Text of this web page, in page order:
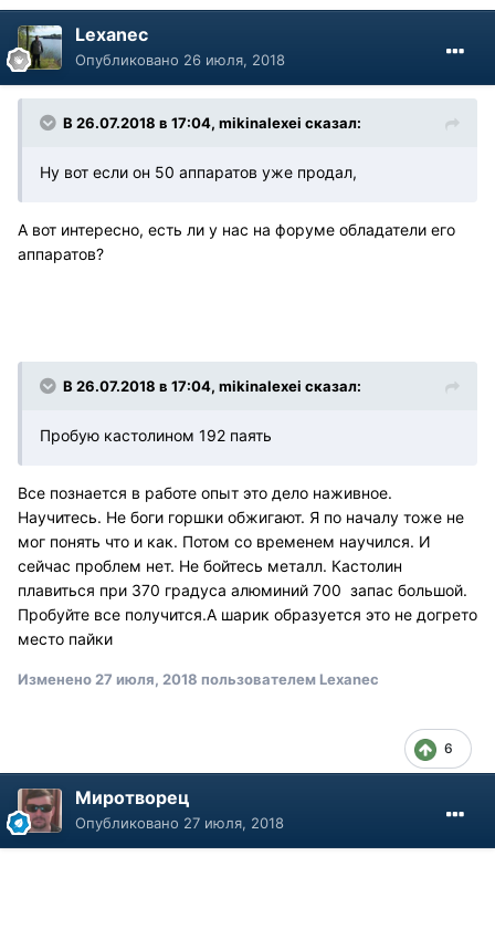
Lexanec
Опубликовано 26 июля, 2018
В 26.07.2018 в 17:04, mikinalexei сказал:
Ну вот если он 50 аппаратов уже продал,
А вот интересно, есть ли у нас на форуме обладатели его
аппаратов?
В 26.07.2018 в 17:04, mikinalexei сказал:
Пробую кастолином 192 паять
Все познается в работе опыт это дело наживное.
Научитесь. Не боги горшки обжигают. Я по началу тоже не
мог понять что и как. Потом со временем научился. И
сейчас проблем нет. Не бойтесь металл. Кастолин
плавиться при 370 градуса алюминий 700 запас большой.
Пробуйте все получится.А шарик образуется это не догрето
место пайки
Изменено 27 июля, 2018 пользователем Lexanec
6
Миротворец
Опубликовано 27 июля, 2018